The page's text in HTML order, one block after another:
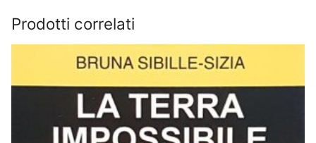
Prodotti correlati